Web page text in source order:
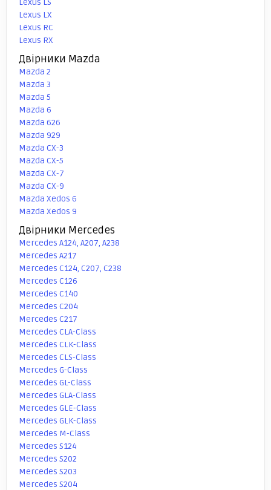
Lexus LS
Lexus LX
Lexus RC
Lexus RX
Двірники Mazda
Mazda 2
Mazda 3
Mazda 5
Mazda 6
Mazda 626
Mazda 929
Mazda CX-3
Mazda CX-5
Mazda CX-7
Mazda CX-9
Mazda Xedos 6
Mazda Xedos 9
Двірники Mercedes
Mercedes A124, A207, A238
Mercedes A217
Mercedes C124, C207, C238
Mercedes C126
Mercedes C140
Mercedes C204
Mercedes C217
Mercedes CLA-Class
Mercedes CLK-Class
Mercedes CLS-Class
Mercedes G-Class
Mercedes GL-Class
Mercedes GLA-Class
Mercedes GLE-Class
Mercedes GLK-Class
Mercedes M-Class
Mercedes S124
Mercedes S202
Mercedes S203
Mercedes S204